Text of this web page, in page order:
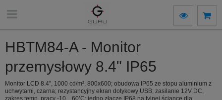
HBTM84-A - Monitor
przemysłowy 8.4" IP65
Monitor LCD 8.4”, 1000 cd/m², 800x600; obudowa IP65 ze stopu aluminium z
uchwytami, czarna; rezystancyjny ekran dotykowy USB; zasilanie 12V DC,
zakres temp. pracy -10…60’C; jedno złącze IP68 na tylnej ściance dla